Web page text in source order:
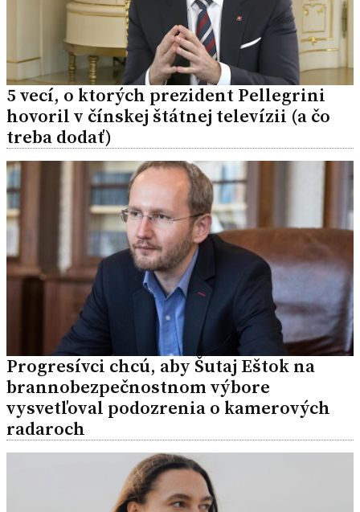
5 vecí, o ktorých prezident Pellegrini
hovoril v čínskej štátnej televízii (a čo
treba dodať)
Progresívci chcú, aby Šutaj Eštok na
brannobezpečnostnom výbore
vysvetľoval podozrenia o kamerových
radaroch